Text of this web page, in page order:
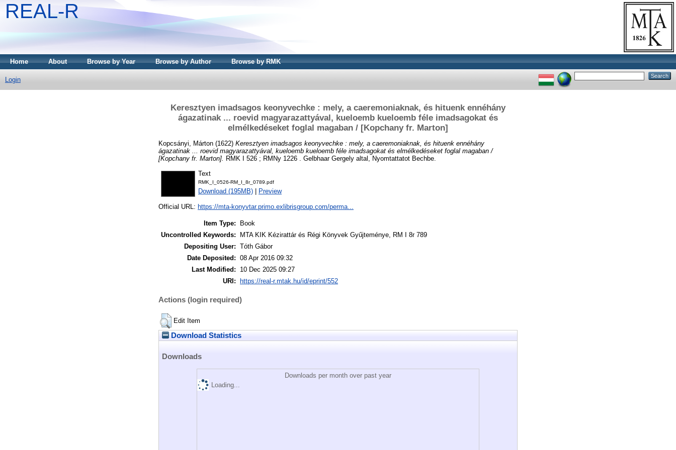
REAL-R
Home About Browse by Year Browse by Author Browse by RMK
Login
Keresztyen imadsagos keonyvechke : mely, a caeremoniaknak, és hituenk ennéhány
ágazatinak ... roevid magyarazattyával, kueloemb kueloemb féle imadsagokat és
elmélkedéseket foglal magaban / [Kopchany fr. Marton]
Kopcsányi, Márton (1622) Keresztyen imadsagos keonyvechke : mely, a caeremoniaknak, és hituenk ennéhány
ágazatinak ... roevid magyarazattyával, kueloemb kueloemb féle imadsagokat és elmélkedéseket foglal magaban /
[Kopchany fr. Marton]. RMK I 526 ; RMNy 1226 . Gelbhaar Gergely altal, Nyomtattatot Bechbe.
Text
RMK_I_0526-RM_I_8r_0789.pdf
Download (195MB) Preview
Official URL: https://mta-konyvtar.primo.exlibrisgroup.com/perma...
Item Type:
Book
Uncontrolled Keywords:
MTA KIK Kézirattár és Régi Könyvek Gyűjteménye, RM I 8r 789
Depositing User: Tóth Gábor
Date Deposited: 08 Apr 2016 09:32
Last Modified:
10 Dec 2025 09:27
URI:
https://real-r.mtak.hu/id/eprint/552
Actions (login required)
Edit Item
Download Statistics
Downloads
Downloads per month over past year
Loading...